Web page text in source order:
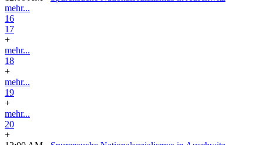
mehr...
16
17
+
mehr...
18
+
mehr...
19
+
mehr...
20
+